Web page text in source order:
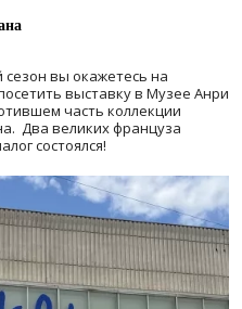
сезон вы окажетесь на
выставку в Музее Анри
часть коллекции
Два великих француза
состоялся!